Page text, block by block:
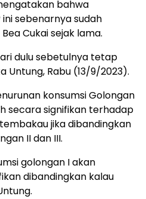
bahwa
ini sebenarnya sudah
Cukai sejak lama.
dulu sebetulnya tetap
Untung, Rabu (13/9/2023).
konsumsi Golongan
secara signifikan terhadap
jika dibandingkan
II dan III.
golongan I akan
dibandingkan kalau